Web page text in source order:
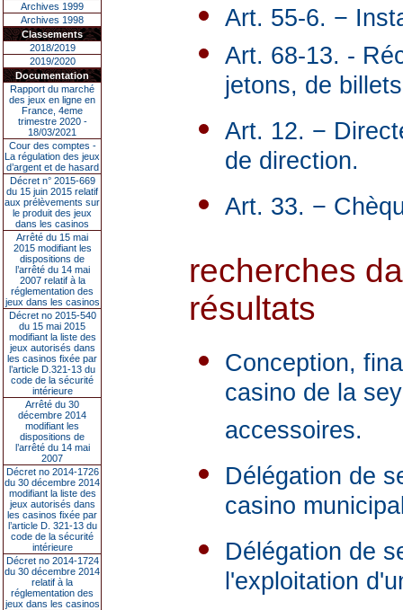
Archives 1999
Archives 1998
Classements
2018/2019
2019/2020
Documentation
Rapport du marché
des jeux en ligne en
France, 4eme
trimestre 2020 -
18/03/2021
Cour des comptes -
La régulation des jeux
d’argent et de hasard
Décret n° 2015-669
du 15 juin 2015 relatif
aux prélèvements sur
le produit des jeux
dans les casinos
Arrêté du 15 mai
2015 modifiant les
dispositions de
l’arrêté du 14 mai
2007 relatif à la
réglementation des
jeux dans les casinos
Décret no 2015-540
du 15 mai 2015
modifiant la liste des
jeux autorisés dans
les casinos fixée par
l’article D.321-13 du
code de la sécurité
intérieure
Arrêté du 30
décembre 2014
modifiant les
dispositions de
l’arrêté du 14 mai
2007
Décret no 2014-1726
du 30 décembre 2014
modifiant la liste des
jeux autorisés dans
les casinos fixée par
l’article D. 321-13 du
code de la sécurité
intérieure
Décret no 2014-1724
du 30 décembre 2014
relatif à la
réglementation des
jeux dans les casinos
Art. 55-6. −
Art. 68-13. -
jetons, de
Art. 12. −
de direction.
Art. 33. −
recherches
résultats
Conception,
casino de la
accessoires.
Délégation de
casino
Délégation de
l'exploitation